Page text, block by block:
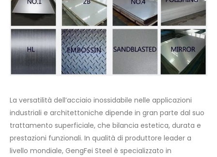
La versatilità dell’acciaio inossidabile nelle applicazioni
industriali e architettoniche dipende in gran parte dal suo
trattamento superficiale, che bilancia estetica, durata e
prestazioni funzionali. In qualità di produttore leader a
livello mondiale, GengFei Steel è specializzato in